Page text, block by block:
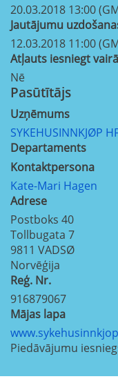
20.03.2018 13:00
Jautājumu
12.03.2018 11:00
Atļauts iesniegt
Nē
Pasūtītājs
Uzņēmums
SYKEHUSINNKJØP
Departaments
Kontaktpersona
Kate-Mari Hagen
Adrese
Postboks 40
Tollbugata 7
9811 VADSØ
Norvēģija
Reģ. Nr.
916879067
Mājas lapa
Piedāvājumu